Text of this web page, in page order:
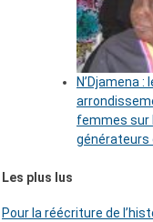
N’Djamena :
femmes sur
générateurs
Les plus lus
Pour la réécriture de